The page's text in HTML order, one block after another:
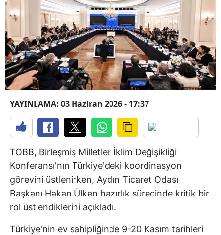
YAYINLAMA: 03 Haziran 2026 - 17:37
TOBB, Birleşmiş Milletler İklim Değişikliği
Konferansı'nın Türkiye'deki koordinasyon
görevini üstlenirken, Aydın Ticaret Odası
Başkanı Hakan Ülken hazırlık sürecinde kritik bir
rol üstlendiklerini açıkladı.
Türkiye'nin ev sahipliğinde 9-20 Kasım tarihleri